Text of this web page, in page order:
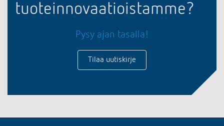
tuoteinnovaatioistamme?
Pysy ajan tasalla!
Tilaa uutiskirje